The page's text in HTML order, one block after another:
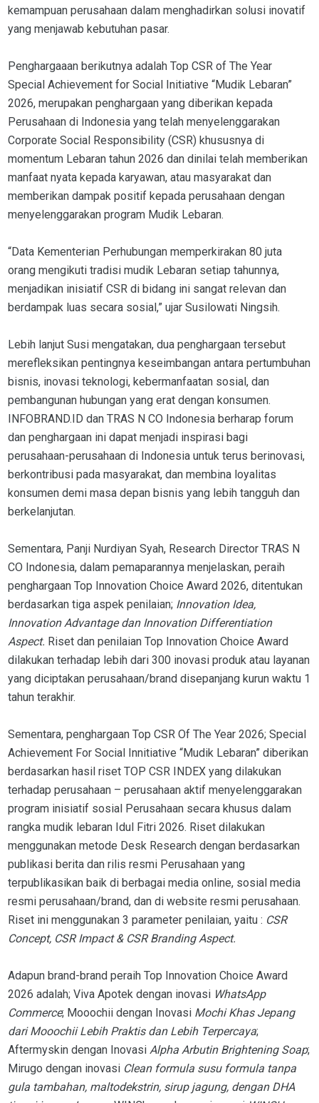
kemampuan perusahaan dalam menghadirkan solusi inovatif
yang menjawab kebutuhan pasar.
Penghargaaan berikutnya adalah Top CSR of The Year
Special Achievement for Social Initiative “Mudik Lebaran”
2026, merupakan penghargaan yang diberikan kepada
Perusahaan di Indonesia yang telah menyelenggarakan
Corporate Social Responsibility (CSR) khususnya di
momentum Lebaran tahun 2026 dan dinilai telah memberikan
manfaat nyata kepada karyawan, atau masyarakat dan
memberikan dampak positif kepada perusahaan dengan
menyelenggarakan program Mudik Lebaran.
“Data Kementerian Perhubungan memperkirakan 80 juta
orang mengikuti tradisi mudik Lebaran setiap tahunnya,
menjadikan inisiatif CSR di bidang ini sangat relevan dan
berdampak luas secara sosial,” ujar Susilowati Ningsih.
Lebih lanjut Susi mengatakan, dua penghargaan tersebut
merefleksikan pentingnya keseimbangan antara pertumbuhan
bisnis, inovasi teknologi, kebermanfaatan sosial, dan
pembangunan hubungan yang erat dengan konsumen.
INFOBRAND.ID dan TRAS N CO Indonesia berharap forum
dan penghargaan ini dapat menjadi inspirasi bagi
perusahaan-perusahaan di Indonesia untuk terus berinovasi,
berkontribusi pada masyarakat, dan membina loyalitas
konsumen demi masa depan bisnis yang lebih tangguh dan
berkelanjutan.
Sementara, Panji Nurdiyan Syah, Research Director TRAS N
CO Indonesia, dalam pemaparannya menjelaskan, peraih
penghargaan Top Innovation Choice Award 2026, ditentukan
berdasarkan tiga aspek penilaian; Innovation Idea,
Innovation Advantage dan Innovation Differentiation
Aspect. Riset dan penilaian Top Innovation Choice Award
dilakukan terhadap lebih dari 300 inovasi produk atau layanan
yang diciptakan perusahaan/brand disepanjang kurun waktu 1
tahun terakhir.
Sementara, penghargaan Top CSR Of The Year 2026; Special
Achievement For Social Innitiative “Mudik Lebaran” diberikan
berdasarkan hasil riset TOP CSR INDEX yang dilakukan
terhadap perusahaan – perusahaan aktif menyelenggarakan
program inisiatif sosial Perusahaan secara khusus dalam
rangka mudik lebaran Idul Fitri 2026. Riset dilakukan
menggunakan metode Desk Research dengan berdasarkan
publikasi berita dan rilis resmi Perusahaan yang
terpublikasikan baik di berbagai media online, sosial media
resmi perusahaan/brand, dan di website resmi perusahaan.
Riset ini menggunakan 3 parameter penilaian, yaitu : CSR
Concept, CSR Impact & CSR Branding Aspect.
Adapun brand-brand peraih Top Innovation Choice Award
2026 adalah; Viva Apotek dengan inovasi WhatsApp
Commerce; Mooochii dengan Inovasi Mochi Khas Jepang
dari Mooochii Lebih Praktis dan Lebih Terpercaya;
Aftermyskin dengan Inovasi Alpha Arbutin Brightening Soap;
Mirugo dengan inovasi Clean formula susu formula tanpa
gula tambahan, maltodekstrin, sirup jagung, dengan DHA